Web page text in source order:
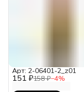
151 ₽158 ₽−4%
Арт: 2-06401-2_z01